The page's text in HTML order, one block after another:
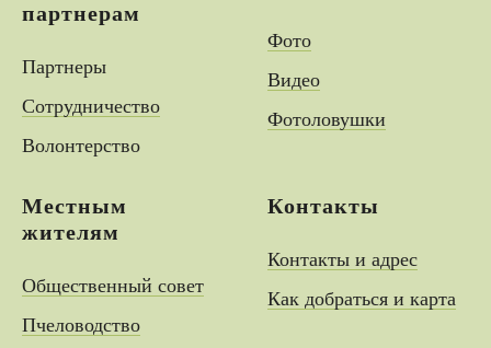
партнерам
Партнеры
Сотрудничество
Волонтерство
Фото
Видео
Фотоловушки
Местным
жителям
Общественный совет
Пчеловодство
Контакты
Контакты и адрес
Как добраться и карта